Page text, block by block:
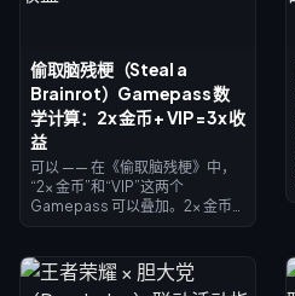
偷取脑残梗（Steal a
Brainrot）Gamepass 数
学计算：2x 金币 + VIP = 3x 收
益
可以 —— 在《偷取脑残梗》中，
“2x 金币”和“VIP”这两个
Gamepass 可以叠加。2x 金币
础收益，而不是 4倍。“2x 金币”
售价 119 Robux，VIP 售价 499